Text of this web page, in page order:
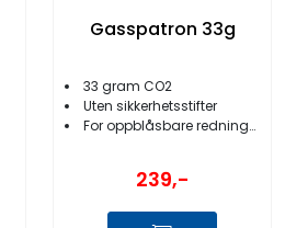
Gasspatron 33g
33 gram CO2
Uten sikkerhetsstifter
For oppblåsbare redningsvester
239,-